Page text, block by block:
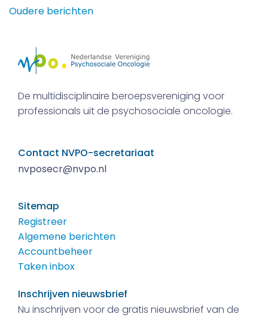
Berichtennavigatie
Oudere berichten
De multidisciplinaire beroepsvereniging voor
professionals uit de psychosociale oncologie.
Contact NVPO-secretariaat
nvposecr@nvpo.nl
Sitemap
Registreer
Algemene berichten
Accountbeheer
Taken inbox
Inschrijven nieuwsbrief
Nu inschrijven voor de gratis nieuwsbrief van de